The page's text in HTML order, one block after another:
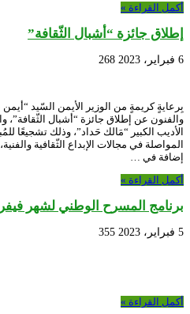
أكمل القراءة »
إطلاق جائزة “أشبال الثّقافة”
6 فبراير، 2023 268
بِرعايةٍ كريمةٍ من الوزير الأيمن السّيد
والفنون عن إطلاق جائزة “أشبال الثّقافة”،
الأديب الكبير “مَالك حَداد”، وذلك تشجيعًا
المواصلة في مجالات الإبداع الثّقافية
إضافة في …
أكمل القراءة »
برنامج المسرح الوطني لشهر فيفري
5 فبراير، 2023 355
أكمل القراءة »